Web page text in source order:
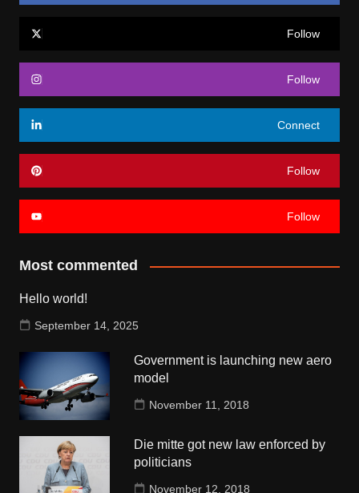
Follow
Follow
Connect
Follow
Follow
Most commented
Hello world!
September 14, 2025
Government is launching new aero
model
November 11, 2018
Die mitte got new law enforced by
politicians
November 12, 2018